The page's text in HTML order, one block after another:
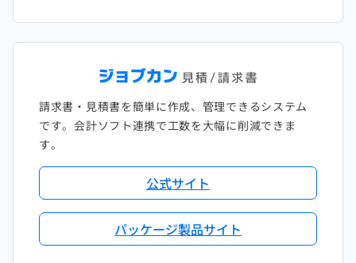
請求書・見積書を簡単に作成、管理できるシステム
です。会計ソフト連携で工数を大幅に削減できま
す。
公式サイト
パッケージ製品サイト